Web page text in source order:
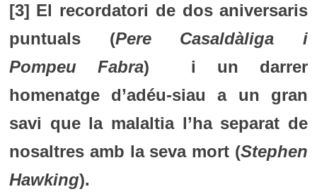
[3] El recordatori de dos aniversaris
puntuals (Pere Casaldàliga i
Pompeu Fabra) i un darrer
homenatge d’adéu-siau a un gran
savi que la malaltia l’ha separat de
nosaltres amb la seva mort (Stephen
Hawking).